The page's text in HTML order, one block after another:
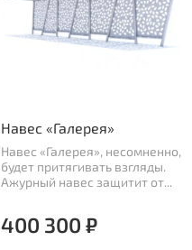
Навес «Галерея»
Навес «Галерея», несомненно,
будет притягивать взгляды.
Ажурный навес защитит от...
400 300 ₽